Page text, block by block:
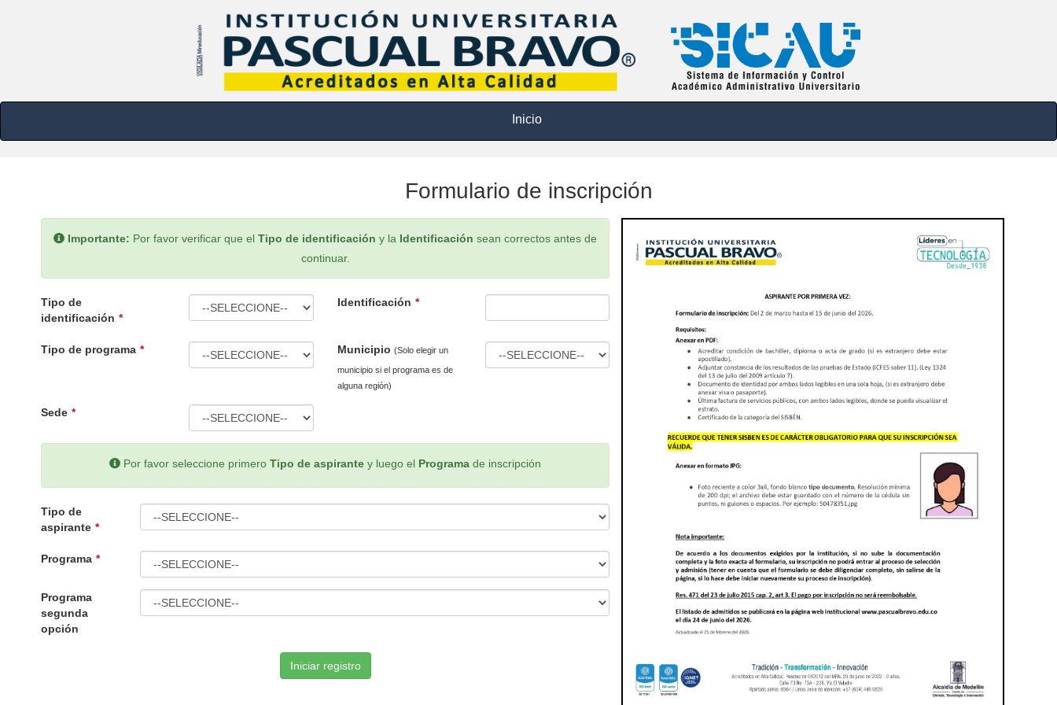
Inicio
Formulario de inscripción
Importante: Por favor verificar que elTipo de identificación y la Identificación sean correctos antes de
continuar.
Tipo de
identificación
Identificación
Tipo de programa Municipio (Solo elegir un
municipio si el programa es de
alguna región)
Sede
Por favor seleccione primeroTipo de aspirante y luego el Programa de inscripción
Tipo de
aspirante
Programa
Programa
segunda
opción